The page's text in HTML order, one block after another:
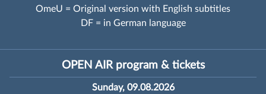
OmeU = Original version with English subtitles
DF = in German language
OPEN AIR program & tickets
Sunday, 09.08.2026